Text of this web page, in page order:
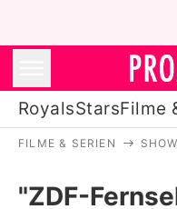
RoyalsStarsFilme
FILME & SERIEN
"ZDF-